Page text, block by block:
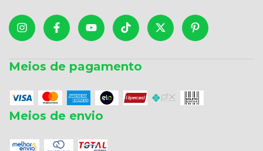
Meios de pagamento
Meios de envio